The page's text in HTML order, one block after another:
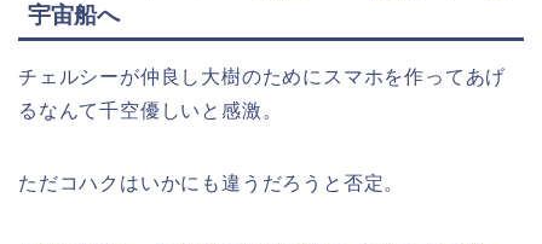
宇宙船へ
チェルシーが仲良し大樹のためにスマホを作ってあげ
るなんて千空優しいと感激。
ただコハクはいかにも違うだろうと否定。